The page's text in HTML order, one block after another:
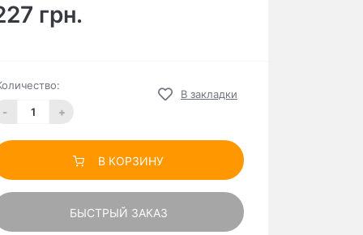
грн.
- +
В закладки
В КОРЗИНУ
БЫСТРЫЙ ЗАКАЗ